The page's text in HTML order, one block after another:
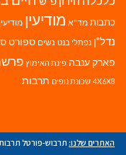
כתבות מד"א מודיעין
נדל"ן נפתלי בנט נשים ספורט
פארק ענבה פינת האימוץ
4X6X8 שכונת נופים תרבות
האתרים שלנו: תרבוש-פורטל